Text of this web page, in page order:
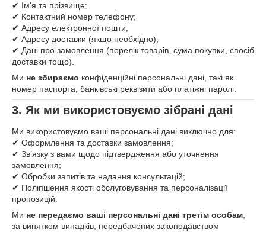
✔ Ім'я та прізвище;
✔ Контактний номер телефону;
✔ Адресу електронної пошти;
✔ Адресу доставки (якщо необхідно);
✔ Дані про замовлення (перелік товарів, сума покупки, спосіб
доставки тощо).
Ми не збираємо конфіденційні персональні дані, такі як
номер паспорта, банківські реквізити або платіжні паролі.
3. Як ми використовуємо зібрані дані
Ми використовуємо ваші персональні дані виключно для:
✔ Оформлення та доставки замовлення;
✔ Зв’язку з вами щодо підтвердження або уточнення
замовлення;
✔ Обробки запитів та надання консультацій;
✔ Поліпшення якості обслуговування та персоналізації
пропозицій.
Ми не передаємо ваші персональні дані третім особам
за винятком випадків, передбачених законодавством